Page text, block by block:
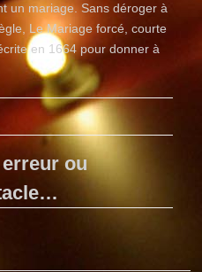
un mariage. Sans déroger à
Le Mariage forcé, courte
en 1664 pour donner à
ou